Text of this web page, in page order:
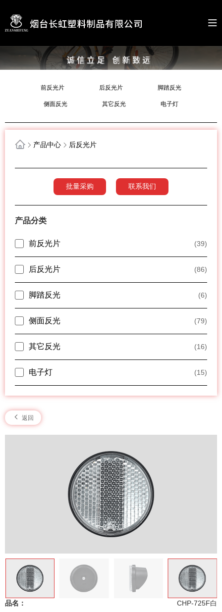
前反光片 后反光片 脚踏反光
侧面反光 其它反光 电子灯
产品中心 后反光片
批量采购 联系我们
产品分类
前反光片 (39)
后反光片 (86)
脚踏反光 (6)
侧面反光 (79)
其它反光 (16)
电子灯 (15)
返回
品名： CHP-725F白